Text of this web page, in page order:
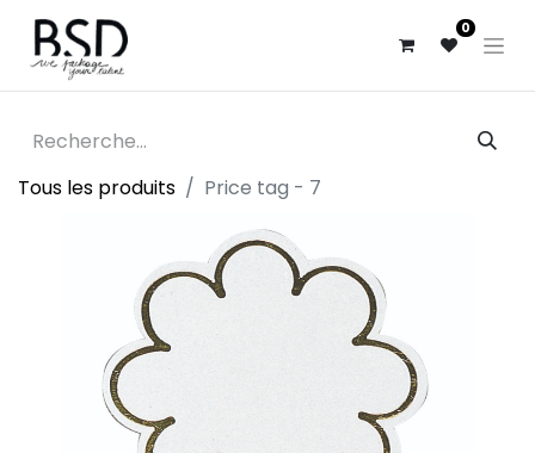
0
Tous les produits Price tag - 7